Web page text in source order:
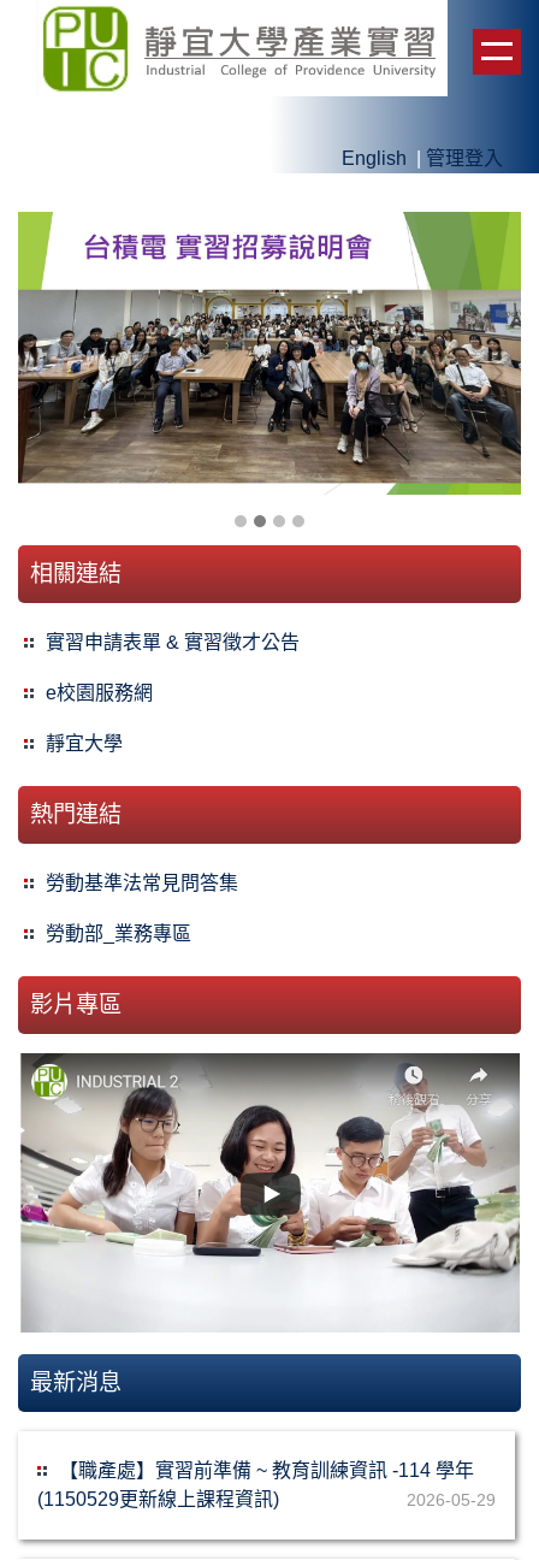
English 管理登入
相關連結
實習申請表單 & 實習徵才公告
e校園服務網
靜宜大學
熱門連結
勞動基準法常見問答集
勞動部_業務專區
影片專區
最新消息
【職產處】實習前準備 ~ 教育訓練資訊 -114 學年
(1150529更新線上課程資訊)
2026-05-29